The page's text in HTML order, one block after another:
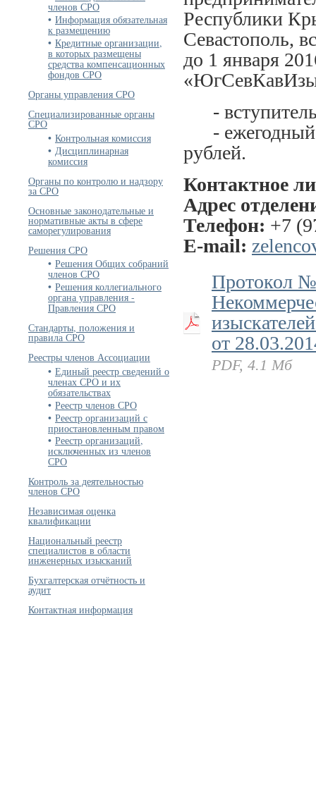
членов СРО
Информация обязательная
к размещению
Кредитные организации,
в которых размещены
средства компенсационных
фондов СРО
Органы управления СРО
Специализированные органы
СРО
Контрольная комиссия
Дисциплинарная
комиссия
Органы по контролю и надзору
за СРО
Основные законодательные и
нормативные акты в сфере
саморегулирования
Решения СРО
Решения Общих собраний
членов СРО
Решения коллегиального
органа управления -
Правления СРО
Стандарты, положения и
правила СРО
Реестры членов Ассоциации
Единый реестр сведений о
членах СРО и их
обязательствах
Реестр членов СРО
Реестр организаций с
приостановленным правом
Реестр организаций,
исключенных из членов
СРО
Контроль за деятельностью
членов СРО
Независимая оценка
квалификации
Национальный реестр
специалистов в области
инженерных изысканий
Бухгалтерская отчётность и
аудит
Контактная информация
Республики
Севастополь,
до 1 января
-
- ежегодный
рублей.
Контактное
Адрес
Телефон: +7
E-mail:
Протокол
от
PDF, 4.1 Мб